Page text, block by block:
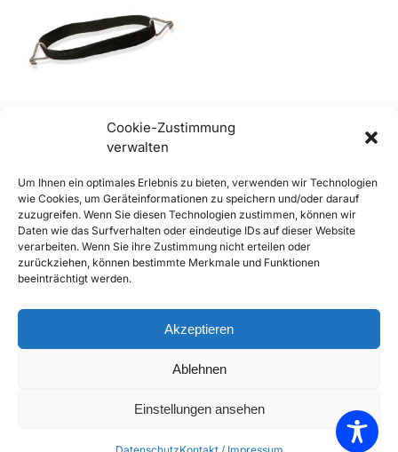
Cookie-Zustimmung
verwalten
Um Ihnen ein optimales Erlebnis zu bieten, verwenden wir Technologien
wie Cookies, um Geräteinformationen zu speichern und/oder darauf
zuzugreifen. Wenn Sie diesen Technologien zustimmen, können wir
Daten wie das Surfverhalten oder eindeutige IDs auf dieser Website
verarbeiten. Wenn Sie ihre Zustimmung nicht erteilen oder
zurückziehen, können bestimmte Merkmale und Funktionen
beeinträchtigt werden.
Akzeptieren
Ablehnen
Einstellungen ansehen
356 BT6 und C Halteband /
Sicherungsabdeckung und
Wasserbehälter
€15,90 inkl. Mwst
Enthält 20% Mwst
zzgl.Versand
Lieferzeit: Sofort lieferbar
Add to Compare